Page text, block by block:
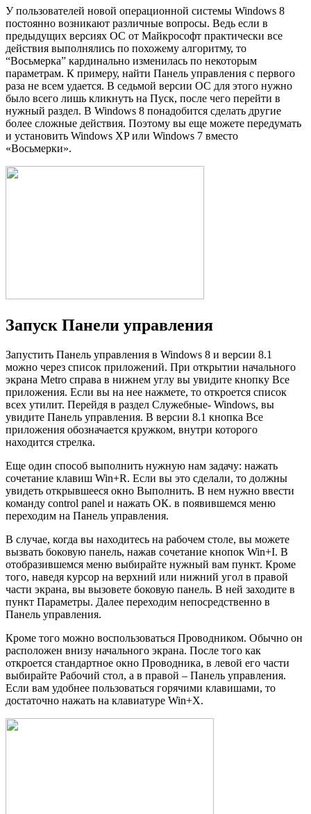
У пользователей новой операционной системы Windows 8
постоянно возникают различные вопросы. Ведь если в
предыдущих версиях ОС от Майкрософт практически все
действия выполнялись по похожему алгоритму, то
“Восьмерка” кардинально изменилась по некоторым
параметрам. К примеру, найти Панель управления с первого
раза не всем удается. В седьмой версии ОС для этого нужно
было всего лишь кликнуть на Пуск, после чего перейти в
нужный раздел. В Windows 8 понадобится сделать другие
более сложные действия. Поэтому вы еще можете передумать
и установить Windows XP или Windows 7 вместо
«Восьмерки».
Запуск Панели управления
Запустить Панель управления в Windows 8 и версии 8.1
можно через список приложений. При открытии начального
экрана Metrо справа в нижнем углу вы увидите кнопку Все
приложения. Если вы на нее нажмете, то откроется список
всех утилит. Перейдя в раздел Служебные- Windows, вы
увидите Панель управления. В версии 8.1 кнопка Все
приложения обозначается кружком, внутри которого
находится стрелка.
Еще один способ выполнить нужную нам задачу: нажать
сочетание клавиш Win+R. Если вы это сделали, то должны
увидеть открывшееся окно Выполнить. В нем нужно ввести
команду control panel и нажать ОК. в появившемся меню
переходим на Панель управления.
В случае, когда вы находитесь на рабочем столе, вы можете
вызвать боковую панель, нажав сочетание кнопок Win+I. В
отобразившемся меню выбирайте нужный вам пункт. Кроме
того, наведя курсор на верхний или нижний угол в правой
части экрана, вы вызовете боковую панель. В ней заходите в
пункт Параметры. Далее переходим непосредственно в
Панель управления.
Кроме того можно воспользоваться Проводником. Обычно он
расположен внизу начального экрана. После того как
откроется стандартное окно Проводника, в левой его части
выбирайте Рабочий стол, а в правой – Панель управления.
Если вам удобнее пользоваться горячими клавишами, то
достаточно нажать на клавиатуре Win+X.